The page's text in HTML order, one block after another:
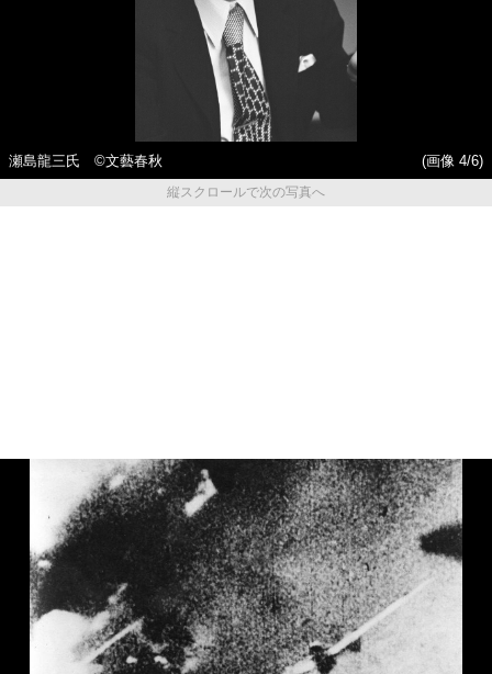
瀬島龍三氏 ©文藝春秋
(画像 4/6)
縦スクロールで次の写真へ